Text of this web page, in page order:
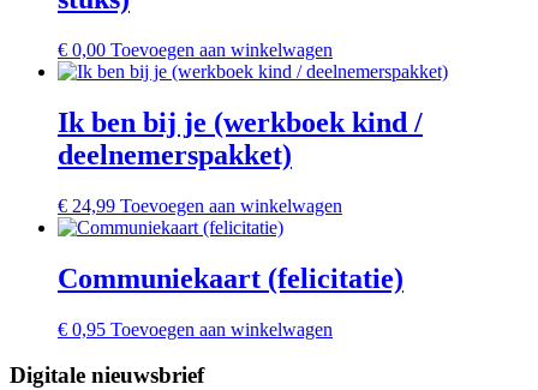
€ 0,00 Toevoegen aan winkelwagen
Ik ben bij je (werkboek kind /
deelnemerspakket)
€ 24,99 Toevoegen aan winkelwagen
Communiekaart (felicitatie)
€ 0,95 Toevoegen aan winkelwagen
Digitale nieuwsbrief